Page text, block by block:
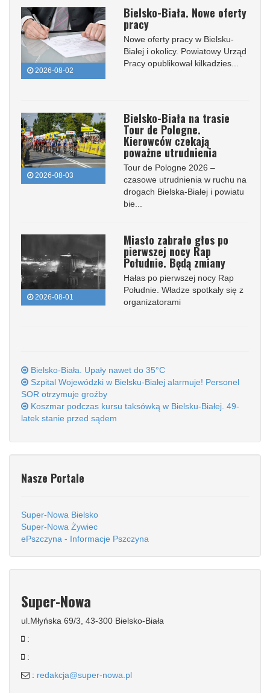
2026-08-02
Bielsko-Biała. Nowe oferty
pracy
Nowe oferty pracy w Bielsku-
Białej i okolicy. Powiatowy Urząd
Pracy opublikował kilkadzies...
2026-08-03
Bielsko-Biała na trasie
Tour de Pologne.
Kierowców czekają
poważne utrudnienia
Tour de Pologne 2026 –
czasowe utrudnienia w ruchu na
drogach Bielska-Białej i powiatu
bie...
2026-08-01
Miasto zabrało głos po
pierwszej nocy Rap
Południe. Będą zmiany
Hałas po pierwszej nocy Rap
Południe. Władze spotkały się z
organizatorami
Bielsko-Biała. Upały nawet do 35°C
Szpital Wojewódzki w Bielsku-Białej alarmuje! Personel
SOR otrzymuje groźby
Koszmar podczas kursu taksówką w Bielsku-Białej. 49-
latek stanie przed sądem
Nasze Portale
Super-Nowa Bielsko
Super-Nowa Żywiec
ePszczyna - Informacje Pszczyna
Super-Nowa
ul.Młyńska 69/3, 43-300 Bielsko-Biała
:
:
: redakcja@super-nowa.pl